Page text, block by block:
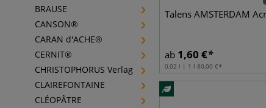
BRAUSE
CANSON®
CARAN d'ACHE®
CERNIT®
CHRISTOPHORUS Verlag
CLAIREFONTAINE
CLÉOPÂTRE
Talens AMSTERDAM
ab 1,60 €
0,02 l | 1 l 80,00 €